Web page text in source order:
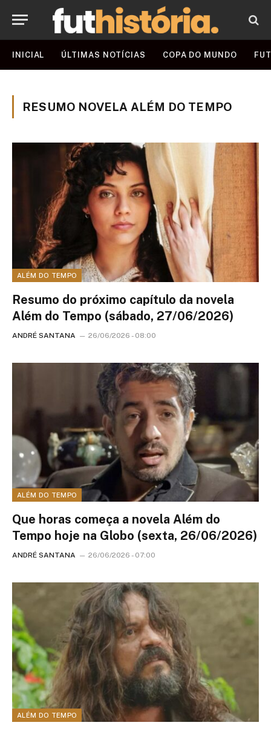
INICIAL ÚLTIMAS NOTÍCIAS COPA DO MUNDO
RESUMO NOVELA ALÉM DO TEMPO
ALÉM DO TEMPO
Resumo do próximo capítulo da novela
Além do Tempo (sábado, 27/06/2026)
ANDRÉ SANTANA 26/06/2026 - 08:00
ALÉM DO TEMPO
Que horas começa a novela Além do
Tempo hoje na Globo (sexta, 26/06/2026)
ANDRÉ SANTANA 26/06/2026 - 07:00
ALÉM DO TEMPO